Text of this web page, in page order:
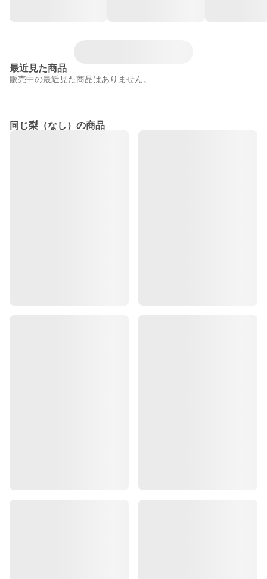
最近見た商品
販売中の最近見た商品はありません。
同じ梨（なし）の商品